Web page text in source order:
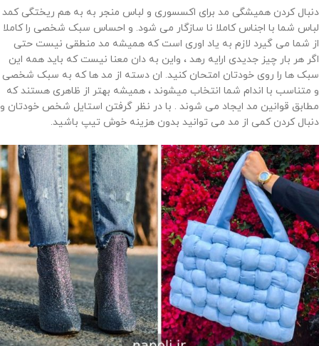
دنبال کردن همیشگی مد برای اکسسوری و لباس منجر به به هم ریختگی کمد
لباس شما با اجناس کاملا نا سازگار می شود. و احساس سبک شخصی را کاملا
از شما می گیرد لازم به یاد اوری است که همیشه مد منطقی نیست حتی
اگر هر بار چیز جدیدی ارایه رهد ، واین به دان معنا نیست که باید همه این
سبک ها را روی خودتان امتحان کنید. ان دسته از مد ها که به سبک شخصی
و متناسب با اندام شما انتخاب میشوند ، همیشه بهتر از ظاهری هستند که
مطابق قوانین مد ایجاد می شوند . با در نظر گرفتن استایل شخص خودتان و
دنبال کردن کمی از مد می توانید بدون هزینه خوش تیپ باشید.